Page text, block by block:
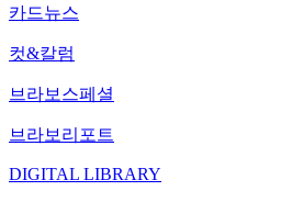
카드뉴스
컷&칼럼
브라보스페셜
브라보리포트
DIGITAL LIBRARY